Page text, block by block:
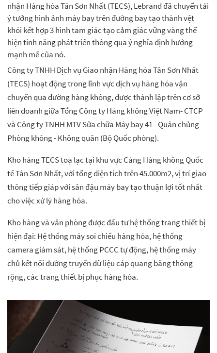
nhận Hàng hóa Tân Sơn Nhất (TECS), Lebrand đã chuyển tải
ý tưởng hình ảnh máy bay trên đường bay tạo thành vệt
khói kết hợp 3 hình tam giác tạo cảm giác vững vàng thể
hiện tính năng phát triển thông qua ý nghĩa định hướng
mạnh mẽ của nó.
Công ty TNHH Dịch vụ Giao nhận Hàng hóa Tân Sơn Nhất
(TECS) hoạt động trong lĩnh vực dịch vụ hàng hóa vận
chuyển qua đường hàng không, được thành lập trên cơ sở
liên doanh giữa Tổng Công ty Hàng không Việt Nam- CTCP
và Công ty TNHH MTV Sửa chữa Máy bay 41 - Quân chủng
Phòng không - Không quân (Bộ Quốc phòng).
Kho hàng TECS toạ lạc tại khu vực Cảng Hàng không Quốc
tế Tân Sơn Nhất, với tổng diện tích trên 45.000m2, vị trí giao
thông tiếp giáp với sân đậu máy bay tạo thuận lợi tốt nhất
cho việc xử lý hàng hóa.
Kho hàng và văn phòng được đầu tư hệ thống trang thiết bị
hiện đại: Hệ thống máy soi chiếu hàng hóa, hệ thống
camera giám sát, hệ thống PCCC tự động, hệ thống máy
chủ kết nối đường truyền dữ liệu cáp quang băng thông
rộng, các trang thiết bị phục hàng hóa.